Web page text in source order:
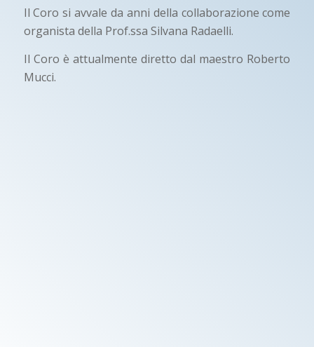
Il Coro si avvale da anni della collaborazione come
organista della Prof.ssa Silvana Radaelli.
Il Coro è attualmente diretto dal maestro Roberto
Mucci.